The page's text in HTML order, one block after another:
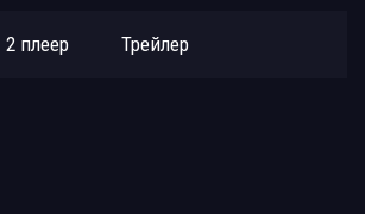
2 плеер Трейлер